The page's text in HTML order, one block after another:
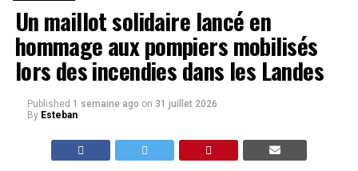
Un maillot solidaire lancé en
hommage aux pompiers mobilisés
lors des incendies dans les Landes
Published 1 semaine ago on 31 juillet 2026
By Esteban